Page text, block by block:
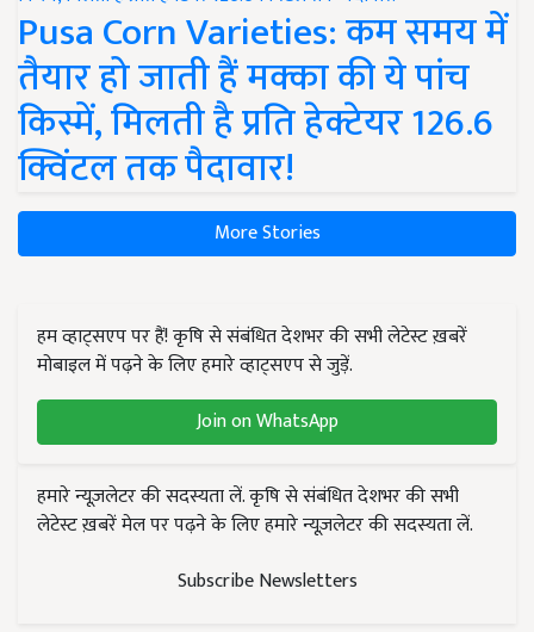
Pusa Corn Varieties: कम समय में
तैयार हो जाती हैं मक्का की ये पांच
किस्में, मिलती है प्रति हेक्टेयर 126.6
क्विंटल तक पैदावार!
More Stories
हम व्हाट्सएप पर हैं! कृषि से संबंधित देशभर की सभी लेटेस्ट ख़बरें
मोबाइल में पढ़ने के लिए हमारे व्हाट्सएप से जुड़ें.
Join on WhatsApp
हमारे न्यूज़लेटर की सदस्यता लें. कृषि से संबंधित देशभर की सभी
लेटेस्ट ख़बरें मेल पर पढ़ने के लिए हमारे न्यूज़लेटर की सदस्यता लें.
Subscribe Newsletters